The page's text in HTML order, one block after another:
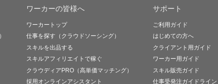
ワーカーの皆様へ
ワーカートップ
仕事を探す（クラウドソーシング）
スキルを出品する
スキルアフィリエイトで稼ぐ
クラウディアPRO（高単価マッチング）
採用オンラインアシスタント
サポート
ご利用ガイド
はじめての方へ
クライアント用ガイド
ワーカー用ガイド
スキル販売ガイド
仕事受発注ガイドライン